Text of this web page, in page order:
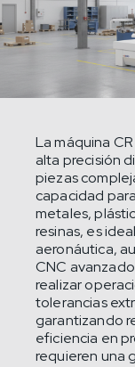
La máquina
alta precisión
piezas
capacidad
metales,
resinas, es
aeronáutica,
CNC
realizar
tolerancias
garantizando
eficiencia en
requieren una